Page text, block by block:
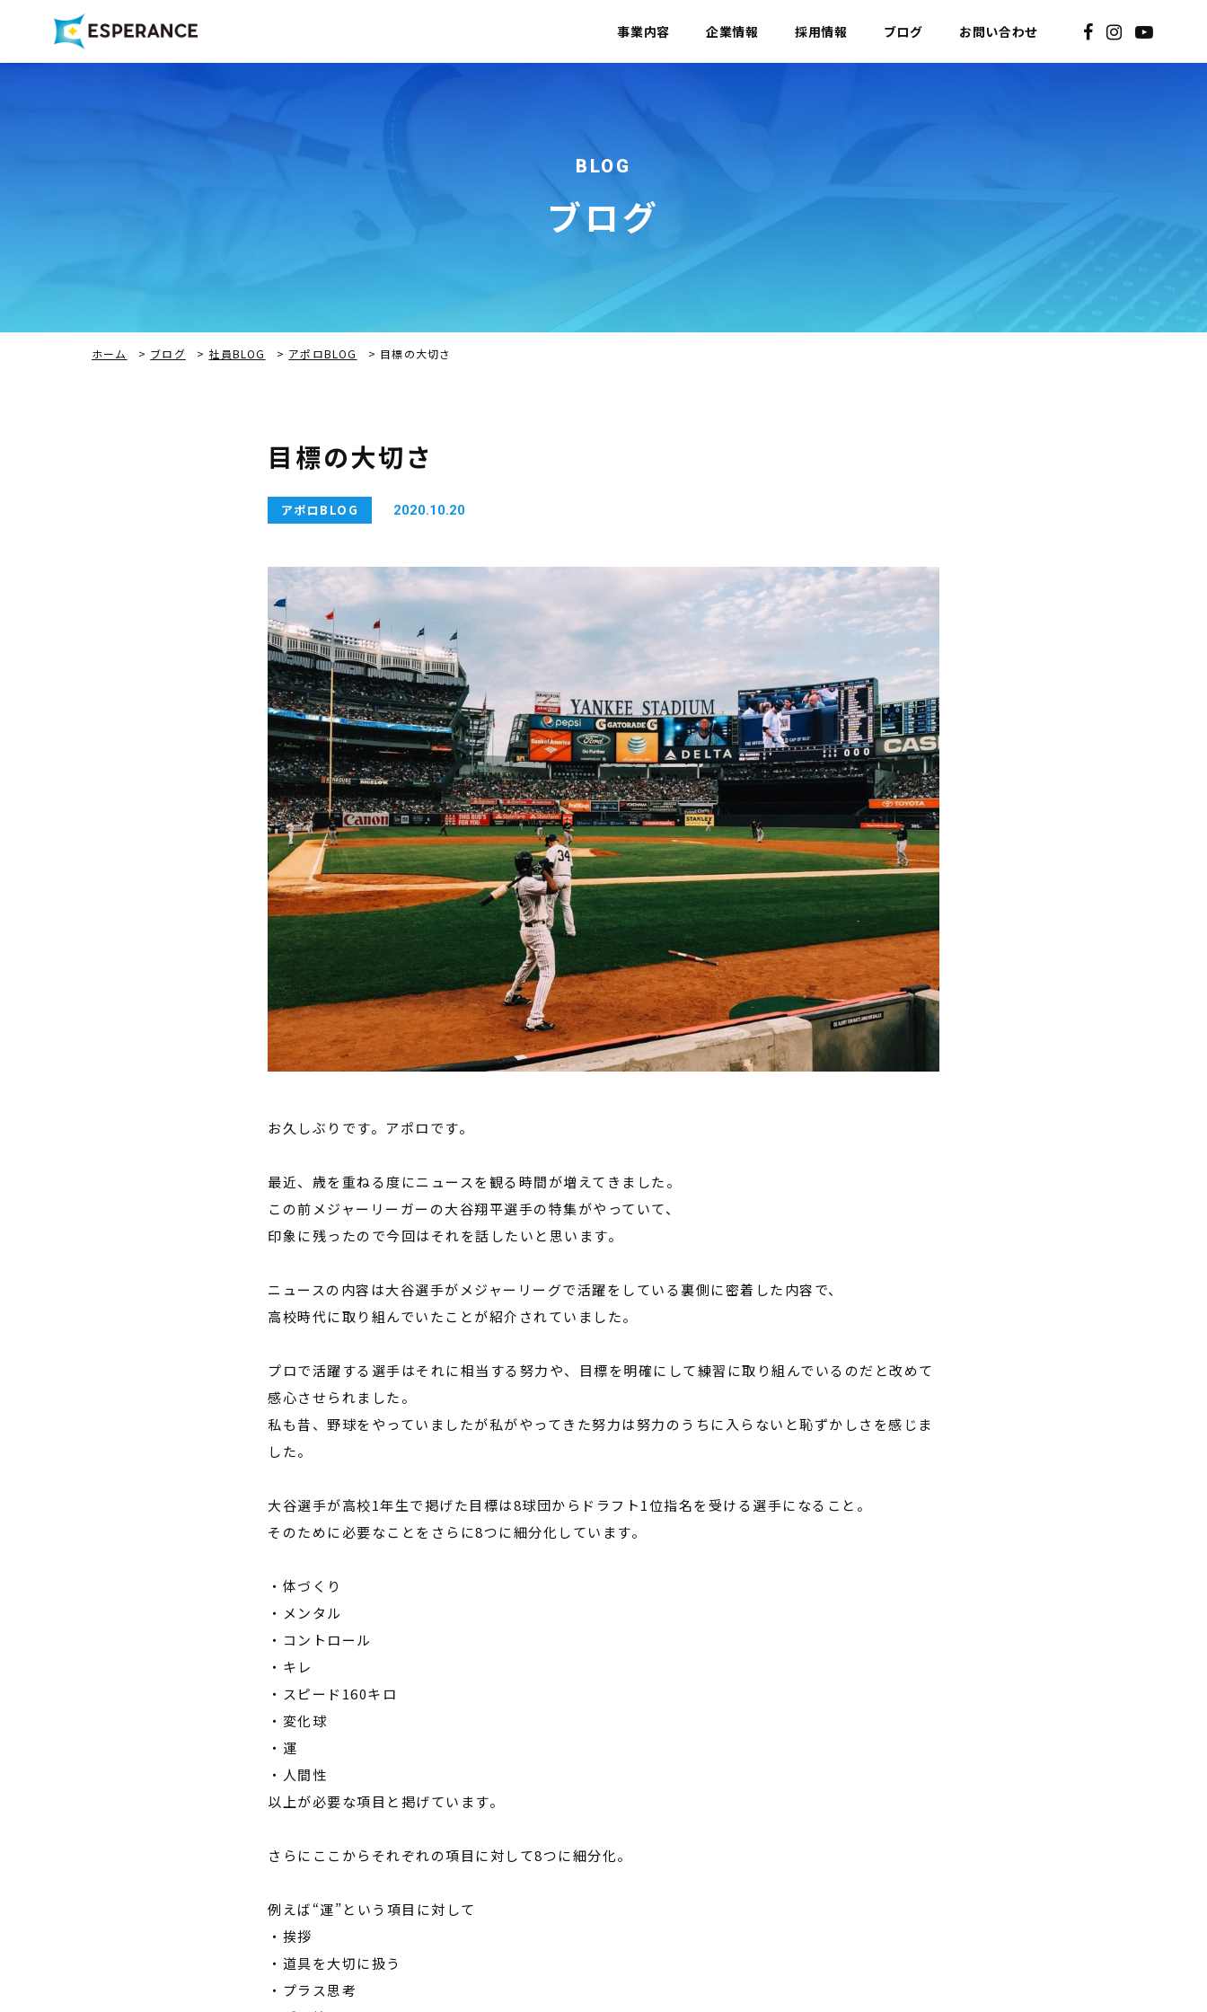
事業内容 企業情報 採用情報 ブログ お問い合わせ
BLOG
ブログ
ホーム > ブログ > 社員BLOG > アポロBLOG > 目標の大切さ
目標の大切さ
アポロBLOG 2020.10.20
お久しぶりです。アポロです。
最近、歳を重ねる度にニュースを観る時間が増えてきました。
この前メジャーリーガーの大谷翔平選手の特集がやっていて、
印象に残ったので今回はそれを話したいと思います。
ニュースの内容は大谷選手がメジャーリーグで活躍をしている裏側に密着した内容で、
高校時代に取り組んでいたことが紹介されていました。
プロで活躍する選手はそれに相当する努力や、目標を明確にして練習に取り組んでいるのだと改めて
感心させられました。
私も昔、野球をやっていましたが私がやってきた努力は努力のうちに入らないと恥ずかしさを感じま
した。
大谷選手が高校1年生で掲げた目標は8球団からドラフト1位指名を受ける選手になること。
そのために必要なことをさらに8つに細分化しています。
・体づくり
・メンタル
・コントロール
・キレ
・スピード 160キロ
・変化球
・運
・人間性
以上が必要な項目と掲げています。
さらにここからそれぞれの項目に対して8つに細分化。
例えば“運”という項目に対して
・挨拶
・道具を大切に扱う
・プラス思考